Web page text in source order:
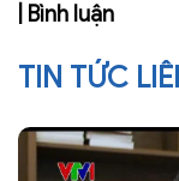
| Bình luận
TIN TỨC